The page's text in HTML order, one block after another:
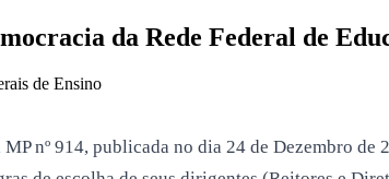
da Rede Federal de
de Ensino
nº 914, publicada no dia 24 de Dezembro